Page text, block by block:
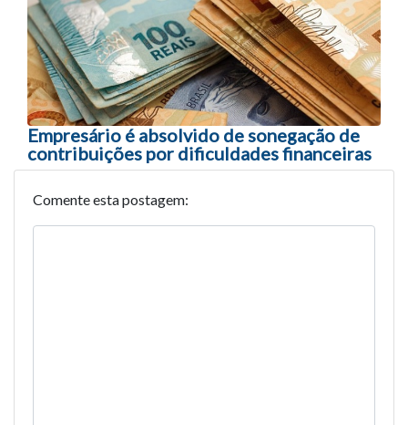
Empresário é absolvido de sonegação de
contribuições por dificuldades financeiras
Comente esta postagem: